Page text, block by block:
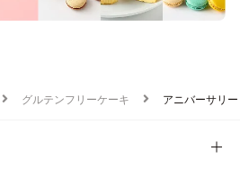
グルテンフリーケーキ アニバーサリー